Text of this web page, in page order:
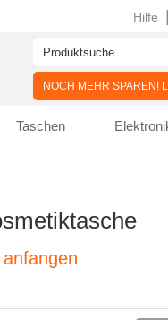
Hilfe
NOCH MEHR SPAREN!
Taschen